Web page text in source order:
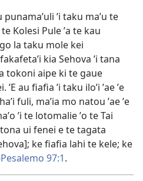
punamaʼuli ʼi taku maʼu te
Kolesi Pule ʼa te kau
la taku mole kei
kia Sehova ʼi tana
tokoni aipe ki te gaue
au fiafia ʼi taku iloʼi ʼae ʼe
fuli, maʼia mo natou ʼae ʼe
ʼi te lotomalie ʼo te Tai
ui fenei e te tagata
ke fiafia lahi te kele; ke
Pesalemo 97:1.